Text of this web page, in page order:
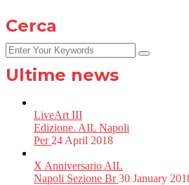
Cerca
Ultime news
LiveArt III
Edizione. AIL Napoli
Per 24 April 2018
X Anniversario AIL
Napoli Sezione Br30 January